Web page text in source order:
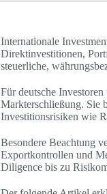
Internationale
Direktinvestitionen,
steuerliche,
Für deutsche
Markterschließung. Sie
Investitionsrisiken wie
Besondere Beachtung
Exportkontrollen und
Diligence bis zu